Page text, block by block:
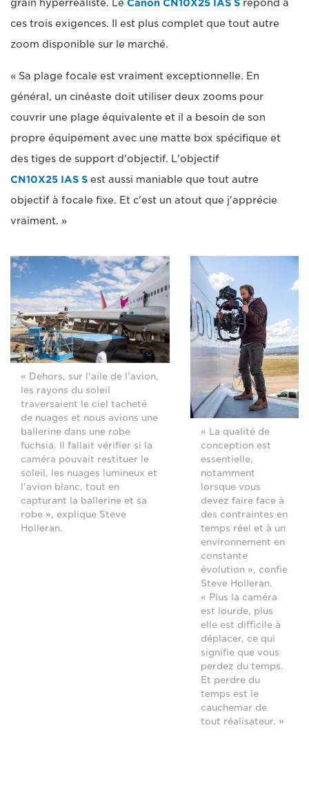
grain hyperréaliste. Le Canon CN10X25 IAS S répond à
ces trois exigences. Il est plus complet que tout autre
zoom disponible sur le marché.
« Sa plage focale est vraiment exceptionnelle. En
général, un cinéaste doit utiliser deux zooms pour
couvrir une plage équivalente et il a besoin de son
propre équipement avec une matte box spécifique et
des tiges de support d'objectif. L'objectif
CN10X25 IAS S est aussi maniable que tout autre
objectif à focale fixe. Et c'est un atout que j'apprécie
vraiment. »
« Dehors, sur l'aile de l'avion,
les rayons du soleil
traversaient le ciel tacheté
de nuages et nous avions une
ballerine dans une robe
fuchsia. Il fallait vérifier si la
caméra pouvait restituer le
soleil, les nuages lumineux et
l'avion blanc, tout en
capturant la ballerine et sa
robe », explique Steve
Holleran.
« La qualité de
conception est
essentielle,
notamment
lorsque vous
devez faire face à
des contraintes en
temps réel et à un
environnement en
constante
évolution », confie
Steve Holleran.
« Plus la caméra
est lourde, plus
elle est difficile à
déplacer, ce qui
signifie que vous
perdez du temps.
Et perdre du
temps est le
cauchemar de
tout réalisateur. »